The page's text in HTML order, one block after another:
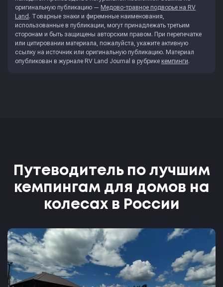
оригинальную публикацию — Медово-травное подворье на RV
Land . Товарные знаки и фиремнные наименования,
использованные в публикации, могут принадлежать третьим
сторонам и быть защищены авторским правом. При перепечатке
или цитировании материала, пожалуйста, укажите активную
ссылку на источник или оригинальную публикацию. Материал
опубликован в журнале RV Land Journal в рубрике кемпинги.
Путеводитель по лучшим
кемпингам для домов на
колесах в России